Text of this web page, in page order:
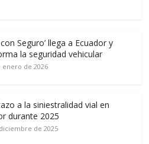
Seguro’ llega a Ecuador y
la seguridad vehicular
enero de 2026
a la siniestralidad vial en
durante 2025
de 2025